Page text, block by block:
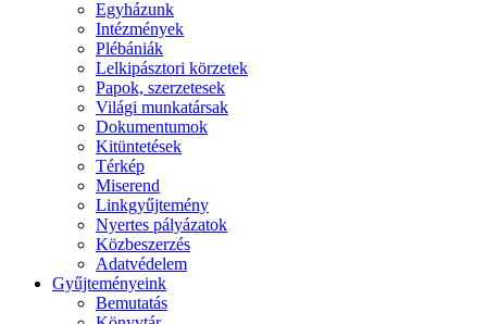
Egyházunk
Intézmények
Plébániák
Lelkipásztori körzetek
Papok, szerzetesek
Világi munkatársak
Dokumentumok
Kitüntetések
Térkép
Miserend
Linkgyűjtemény
Nyertes pályázatok
Közbeszerzés
Adatvédelem
Gyűjteményeink
Bemutatás